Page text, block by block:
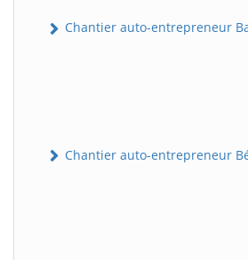
Chantier auto-entrepreneur
Chantier auto-entrepreneur